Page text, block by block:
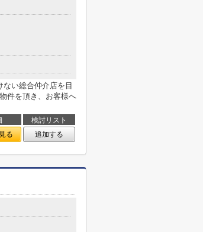
い総合仲介店を目
件を頂き、お客様へ
検討リスト
る 追加する